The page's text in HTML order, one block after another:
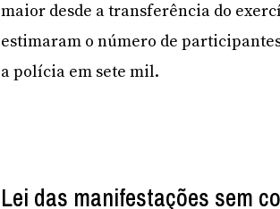
maior desde a transferência do
estimaram o número de
a polícia em sete mil.
Lei das manifestações sem